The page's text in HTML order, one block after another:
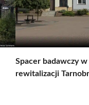
Spacer badawczy
rewitalizacji